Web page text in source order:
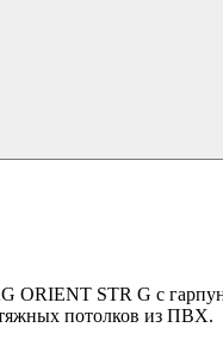
ORIENT STR G с
потолков из ПВХ.